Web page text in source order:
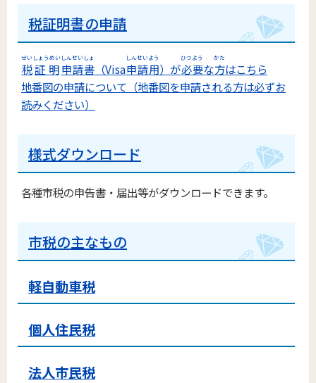
税証明書の申請
税
ぜい
証明
しょうめい
申請書
しんせいしょ
（Visa申請用
しんせいよう
）が必要
ひつよう
な方
かた
はこちら
地番図の申請について（地番図を申請される方は必ずお
読みください）
様式ダウンロード
各種市税の申告書・届出等がダウンロードできます。
市税の主なもの
軽自動車税
個人住民税
法人市民税